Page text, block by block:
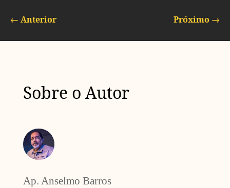
← Anterior Próximo →
Sobre o Autor
Ap. Anselmo Barros